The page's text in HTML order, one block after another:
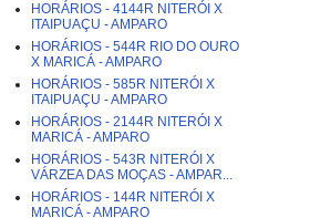
HORÁRIOS - 4144R NITERÓI X
ITAIPUAÇU - AMPARO
HORÁRIOS - 544R RIO DO OURO
X MARICÁ - AMPARO
HORÁRIOS - 585R NITERÓI X
ITAIPUAÇU - AMPARO
HORÁRIOS - 2144R NITERÓI X
MARICÁ - AMPARO
HORÁRIOS - 543R NITERÓI X
VÁRZEA DAS MOÇAS - AMPAR...
HORÁRIOS - 144R NITERÓI X
MARICÁ - AMPARO